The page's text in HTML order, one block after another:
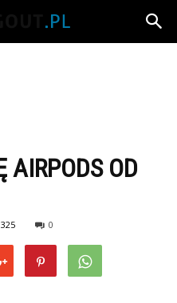
AIRPODS OD
325 0